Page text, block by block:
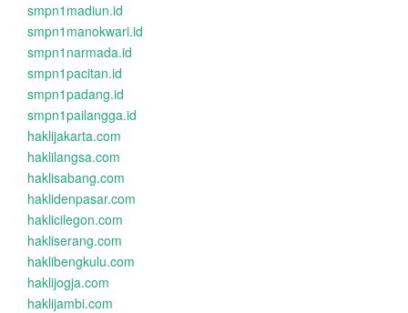
smpn1madiun.id
smpn1manokwari.id
smpn1narmada.id
smpn1pacitan.id
smpn1padang.id
smpn1pailangga.id
haklijakarta.com
haklilangsa.com
haklisabang.com
haklidenpasar.com
haklicilegon.com
hakliserang.com
haklibengkulu.com
haklijogja.com
haklijambi.com